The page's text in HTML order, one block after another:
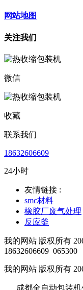
网站地图
关注我们
微信
收藏
联系我们
18632606609
24小时
友情链接 :
smc材料
橡胶厂废气处理
反应釜
我的网站 版权所有
18632606609 065300
我的网站 版权所有
成都全自动包装机